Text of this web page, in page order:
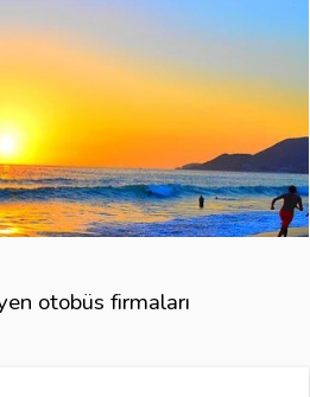
otobüs firmaları